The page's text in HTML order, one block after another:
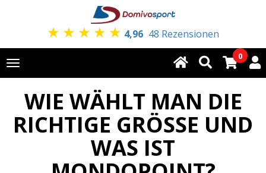
★ ★ ★ ★ ★ 4,96 48 Rezensionen
Toggle
navigation
0
WIE WÄHLT MAN DIE
RICHTIGE GRÖSSE UND
WAS IST